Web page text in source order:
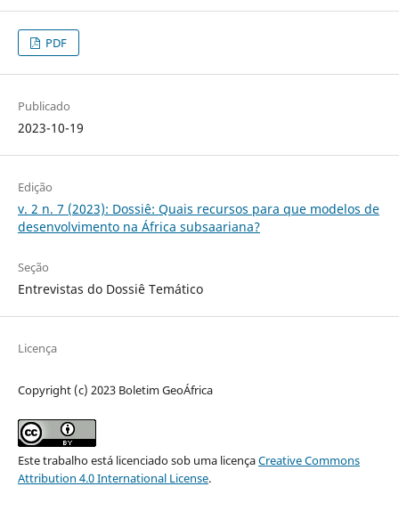
PDF
Publicado
2023-10-19
Edição
v. 2 n. 7 (2023): Dossiê: Quais recursos para que modelos de
desenvolvimento na África subsaariana?
Seção
Entrevistas do Dossiê Temático
Licença
Copyright (c) 2023 Boletim GeoÁfrica
Este trabalho está licenciado sob uma licençaCreative Commons
Attribution 4.0 International License.